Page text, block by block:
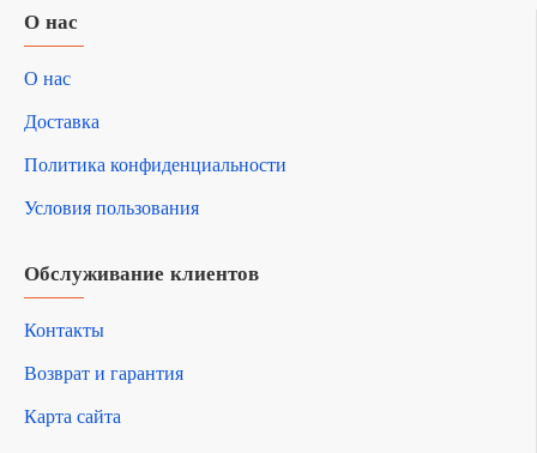
О нас
О нас
Доставка
Политика конфиденциальности
Условия пользования
Обслуживание клиентов
Контакты
Возврат и гарантия
Карта сайта